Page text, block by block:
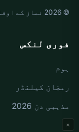
×
© 2026 نماز کے اوقات
فوری لنکس
ہوم
رمضان کیلنڈر
مذہبی دن 2026